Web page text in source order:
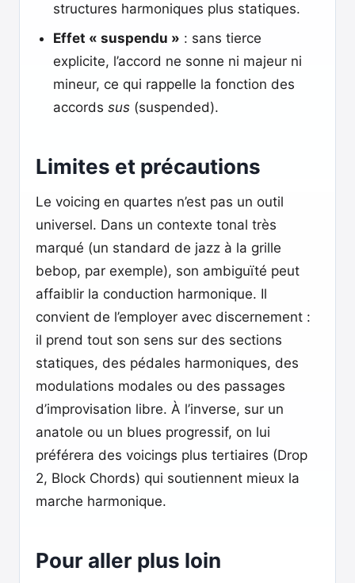
structures harmoniques plus statiques.
Effet « suspendu » : sans tierce
explicite, l’accord ne sonne ni majeur ni
mineur, ce qui rappelle la fonction des
accords sus (suspended).
Limites et précautions
Le voicing en quartes n’est pas un outil
universel. Dans un contexte tonal très
marqué (un standard de jazz à la grille
bebop, par exemple), son ambiguïté peut
affaiblir la conduction harmonique. Il
convient de l’employer avec discernement :
il prend tout son sens sur des sections
statiques, des pédales harmoniques, des
modulations modales ou des passages
d’improvisation libre. À l’inverse, sur un
anatole ou un blues progressif, on lui
préférera des voicings plus tertiaires (Drop
2, Block Chords) qui soutiennent mieux la
marche harmonique.
Pour aller plus loin